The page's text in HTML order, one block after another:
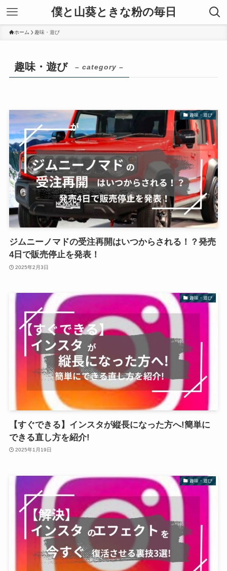
僕と山葵ときな粉の毎日
ホーム 趣味・遊び
趣味・遊び – category –
趣味・遊び
ジムニーノマドの受注再開はいつからされる！？発売
4日で販売停止を発表！
2025年2月3日
趣味・遊び
【すぐできる】インスタが縦長になった方へ!簡単に
できる直し方を紹介!
2025年1月19日
趣味・遊び